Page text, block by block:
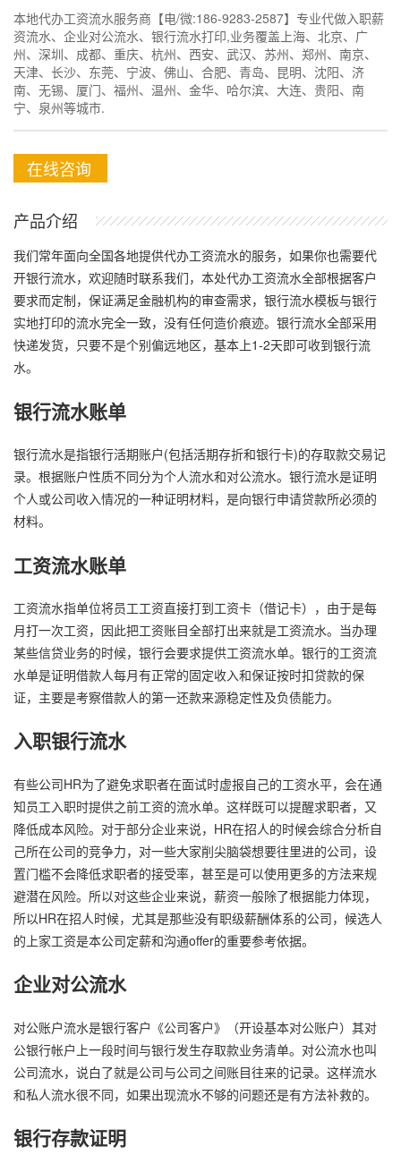
本地代办工资流水服务商【电/微:186-9283-2587】专业代做入职薪
资流水、企业对公流水、银行流水打印,业务覆盖上海、北京、广
州、深圳、成都、重庆、杭州、西安、武汉、苏州、郑州、南京、
天津、长沙、东莞、宁波、佛山、合肥、青岛、昆明、沈阳、济
南、无锡、厦门、福州、温州、金华、哈尔滨、大连、贵阳、南
宁、泉州等城市.
在线咨询
产品介绍
我们常年面向全国各地提供代办工资流水的服务，如果你也需要代
开银行流水，欢迎随时联系我们，本处代办工资流水全部根据客户
要求而定制，保证满足金融机构的审查需求，银行流水模板与银行
实地打印的流水完全一致，没有任何造价痕迹。银行流水全部采用
快递发货，只要不是个别偏远地区，基本上1-2天即可收到银行流
水。
银行流水账单
银行流水是指银行活期账户(包括活期存折和银行卡)的存取款交易记
录。根据账户性质不同分为个人流水和对公流水。银行流水是证明
个人或公司收入情况的一种证明材料，是向银行申请贷款所必须的
材料。
工资流水账单
工资流水指单位将员工工资直接打到工资卡（借记卡），由于是每
月打一次工资，因此把工资账目全部打出来就是工资流水。当办理
某些信贷业务的时候，银行会要求提供工资流水单。银行的工资流
水单是证明借款人每月有正常的固定收入和保证按时扣贷款的保
证，主要是考察借款人的第一还款来源稳定性及负债能力。
入职银行流水
有些公司HR为了避免求职者在面试时虚报自己的工资水平，会在通
知员工入职时提供之前工资的流水单。这样既可以提醒求职者，又
降低成本风险。对于部分企业来说，HR在招人的时候会综合分析自
己所在公司的竞争力，对一些大家削尖脑袋想要往里进的公司，设
置门槛不会降低求职者的接受率，甚至是可以使用更多的方法来规
避潜在风险。所以对这些企业来说，薪资一般除了根据能力体现，
所以HR在招人时候，尤其是那些没有职级薪酬体系的公司，候选人
的上家工资是本公司定薪和沟通offer的重要参考依据。
企业对公流水
对公账户流水是银行客户《公司客户》（开设基本对公账户）其对
公银行帐户上一段时间与银行发生存取款业务清单。对公流水也叫
公司流水，说白了就是公司与公司之间账目往来的记录。这样流水
和私人流水很不同，如果出现流水不够的问题还是有方法补救的。
银行存款证明